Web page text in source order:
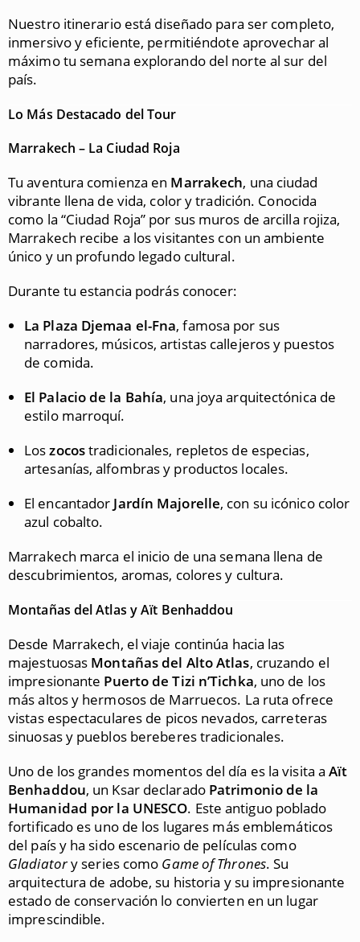
Nuestro itinerario está diseñado para ser completo,
inmersivo y eficiente, permitiéndote aprovechar al
máximo tu semana explorando del norte al sur del
país.
Lo Más Destacado del Tour
Marrakech – La Ciudad Roja
Tu aventura comienza en Marrakech, una ciudad
vibrante llena de vida, color y tradición. Conocida
como la “Ciudad Roja” por sus muros de arcilla rojiza,
Marrakech recibe a los visitantes con un ambiente
único y un profundo legado cultural.
Durante tu estancia podrás conocer:
La Plaza Djemaa el-Fna, famosa por sus
narradores, músicos, artistas callejeros y puestos
de comida.
El Palacio de la Bahía, una joya arquitectónica de
estilo marroquí.
Loszocostradicionales, repletos de especias,
artesanías, alfombras y productos locales.
El encantador Jardín Majorelle, con su icónico color
azul cobalto.
Marrakech marca el inicio de una semana llena de
descubrimientos, aromas, colores y cultura.
Montañas del Atlas y Aït Benhaddou
Desde Marrakech, el viaje continúa hacia las
majestuosas Montañas del Alto Atlas, cruzando el
impresionante Puerto de Tizi n’Tichka, uno de los
más altos y hermosos de Marruecos. La ruta ofrece
vistas espectaculares de picos nevados, carreteras
sinuosas y pueblos bereberes tradicionales.
Uno de los grandes momentos del día es la visita aAït
Benhaddou, un Ksar declarado Patrimonio de la
Humanidad por la UNESCO. Este antiguo poblado
fortificado es uno de los lugares más emblemáticos
del país y ha sido escenario de películas como
Gladiatory series como Game of Thrones. Su
arquitectura de adobe, su historia y su impresionante
estado de conservación lo convierten en un lugar
imprescindible.